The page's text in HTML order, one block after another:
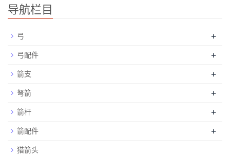
导航栏目
弓 +
弓配件 +
箭支 +
弩箭 +
箭杆 +
箭配件 +
猎箭头